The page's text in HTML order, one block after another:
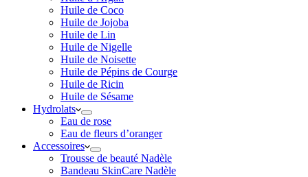
Huile de Coco
Huile de Jojoba
Huile de Lin
Huile de Nigelle
Huile de Noisette
Huile de Pépins de Courge
Huile de Ricin
Huile de Sésame
Hydrolats
Eau de rose
Eau de fleurs d’oranger
Accessoires
Trousse de beauté Nadèle
Bandeau SkinCare Nadèle